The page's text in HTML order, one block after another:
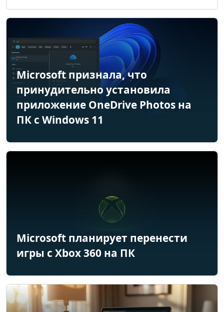
Microsoft признала, что
принудительно установила
приложение OneDrive Photos на
ПК с Windows 11
Microsoft планирует перенести
игры с Xbox 360 на ПК